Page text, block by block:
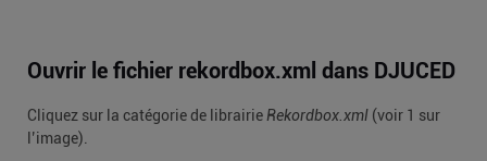
Ouvrir le fichier rekordbox.xml dans DJUCED
Cliquez sur la catégorie de librairieRekordbox.xml (voir 1 sur
l’image).